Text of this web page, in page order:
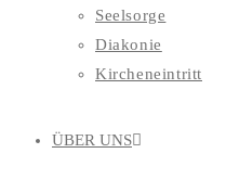
Seelsorge
Diakonie
Kircheneintritt
ÜBER UNS